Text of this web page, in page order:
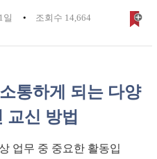
일 조회수 14,664
통하게 되는 다양
교신 방법
업무 중 중요한 활동입